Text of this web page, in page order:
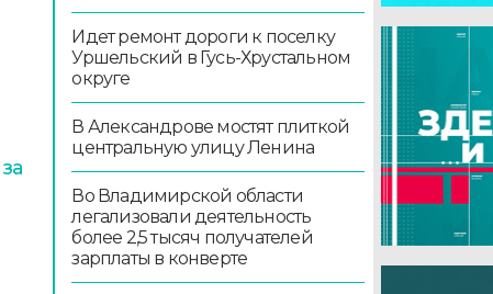
Идет ремонт дороги к поселку
Уршельский в Гусь-Хрустальном
округе
В Александрове мостят плиткой
центральную улицу Ленина
Во Владимирской области
легализовали деятельность
более 2,5 тысяч получателей
зарплаты в конверте